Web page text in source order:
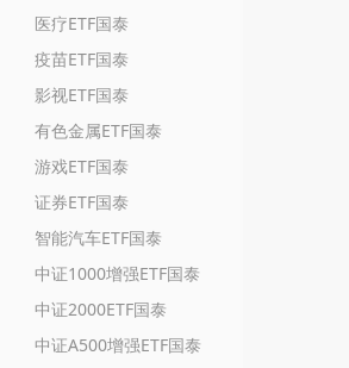
医疗ETF国泰
疫苗ETF国泰
影视ETF国泰
有色金属ETF国泰
游戏ETF国泰
证券ETF国泰
智能汽车ETF国泰
中证1000增强ETF国泰
中证2000ETF国泰
中证A500增强ETF国泰